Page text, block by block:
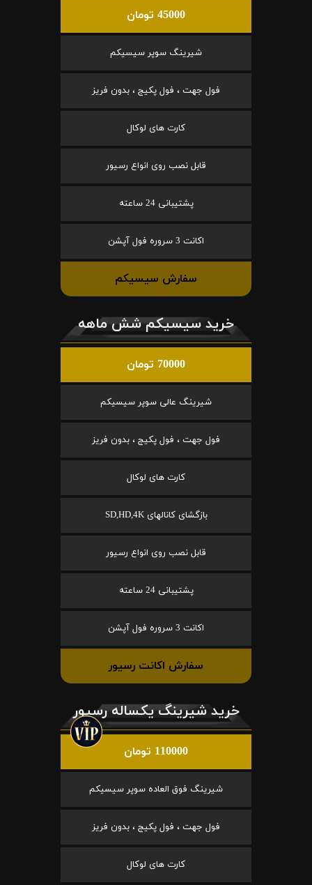
45000 تومان
شیرینگ سوپر سیسیکم
فول جهت ، فول پکیج ، بدون فریز
کارت های لوکال
قابل نصب روی انواع رسیور
پشتیبانی 24 ساعته
اکانت 3 سروره فول آپشن
سفارش سیسیکم
خرید سیسیکم شش ماهه
70000 تومان
شیرینگ عالی سوپر سیسیکم
فول جهت ، فول پکیج ، بدون فریز
کارت های لوکال
بازگشای کانالهای SD,HD,4K
قابل نصب روی انواع رسیور
پشتیبانی 24 ساعته
اکانت 3 سروره فول آپشن
سفارش اکانت رسیور
خرید شیرینگ یکساله رسیور
110000 تومان
شیرینگ فوق العاده سوپر سیسیکم
فول جهت ، فول پکیج ، بدون فریز
کارت های لوکال